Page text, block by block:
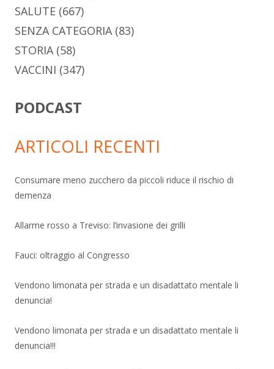
SALUTE (667)
SENZA CATEGORIA(83)
STORIA(58)
VACCINI (347)
PODCAST
ARTICOLI RECENTI
Consumare meno zucchero da piccoli riduce il rischio di
demenza
Allarme rosso a Treviso: l’invasione dei grilli
Fauci: oltraggio al Congresso
Vendono limonata per strada e un disadattato mentale li
denuncia!
Vendono limonata per strada e un disadattato mentale li
denuncia!!!